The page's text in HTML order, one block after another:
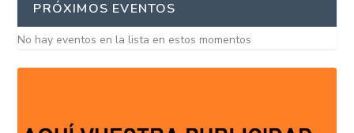
PRÓXIMOS EVENTOS
No hay eventos en la lista en estos momentos